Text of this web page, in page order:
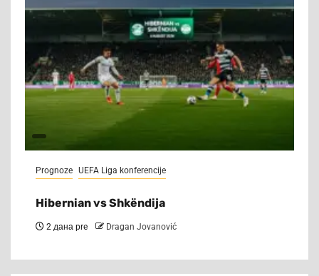
Prognoze UEFA Liga konferencije
Hibernian vs Shkëndija
2 дана pre Dragan Jovanović